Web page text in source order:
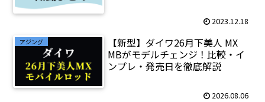
2023.12.18
アジング
【新型】ダイワ26月下美人 MX
MBがモデルチェンジ！比較・イ
ンプレ・発売日を徹底解説
2026.08.06